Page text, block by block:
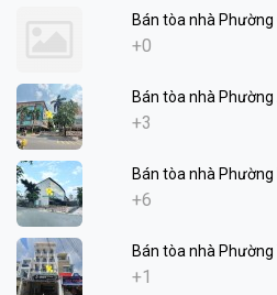
Bán tòa nhà Phường
+0
Bán tòa nhà Phường
+3
Bán tòa nhà
+6
Bán tòa nhà Phường
+1